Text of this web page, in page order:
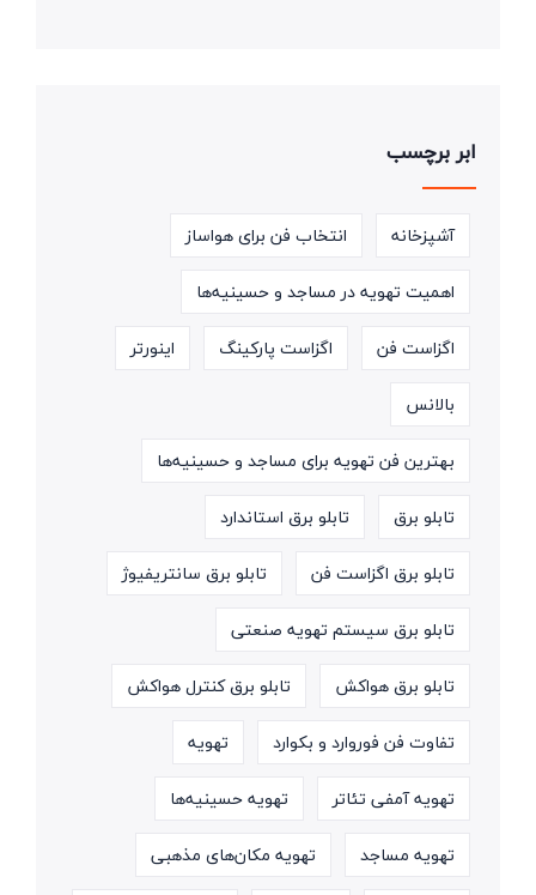
ابر برچسب
آشپزخانه
انتخاب فن برای هواساز
اهمیت تهویه در مساجد و حسینیه‌ها
اگزاست فن
اگزاست پارکینگ
اینورتر
بالانس
بهترین فن تهویه برای مساجد و حسینیه‌ها
تابلو برق
تابلو برق استاندارد
تابلو برق اگزاست فن
تابلو برق سانتریفیوژ
تابلو برق سیستم تهویه صنعتی
تابلو برق هواکش
تابلو برق کنترل هواکش
تفاوت فن فوروارد و بکوارد
تهویه
تهویه آمفی تئاتر
تهویه حسینیه‌ها
تهویه مساجد
تهویه مکان‌های مذهبی